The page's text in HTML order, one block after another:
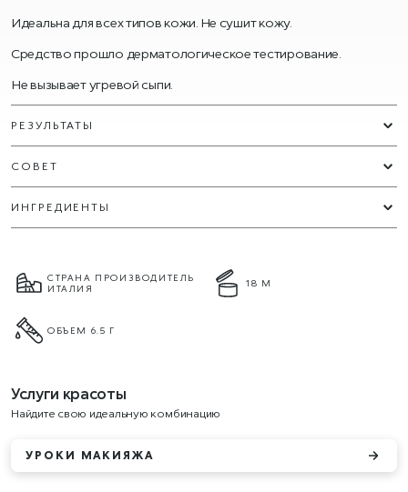
Идеальна для всех типов кожи. Не сушит кожу.
Средство прошло дерматологическое тестирование.
Не вызывает угревой сыпи.
РЕЗУЛЬТАТЫ
СОВЕТ
ИНГРЕДИЕНТЫ
СТРАНА ПРОИЗВОДИТЕЛЬ
ИТАЛИЯ
18 М
ОБЪЕМ 6.5 Г
Услуги красоты
Найдите свою идеальную комбинацию
УРОКИ МАКИЯЖА